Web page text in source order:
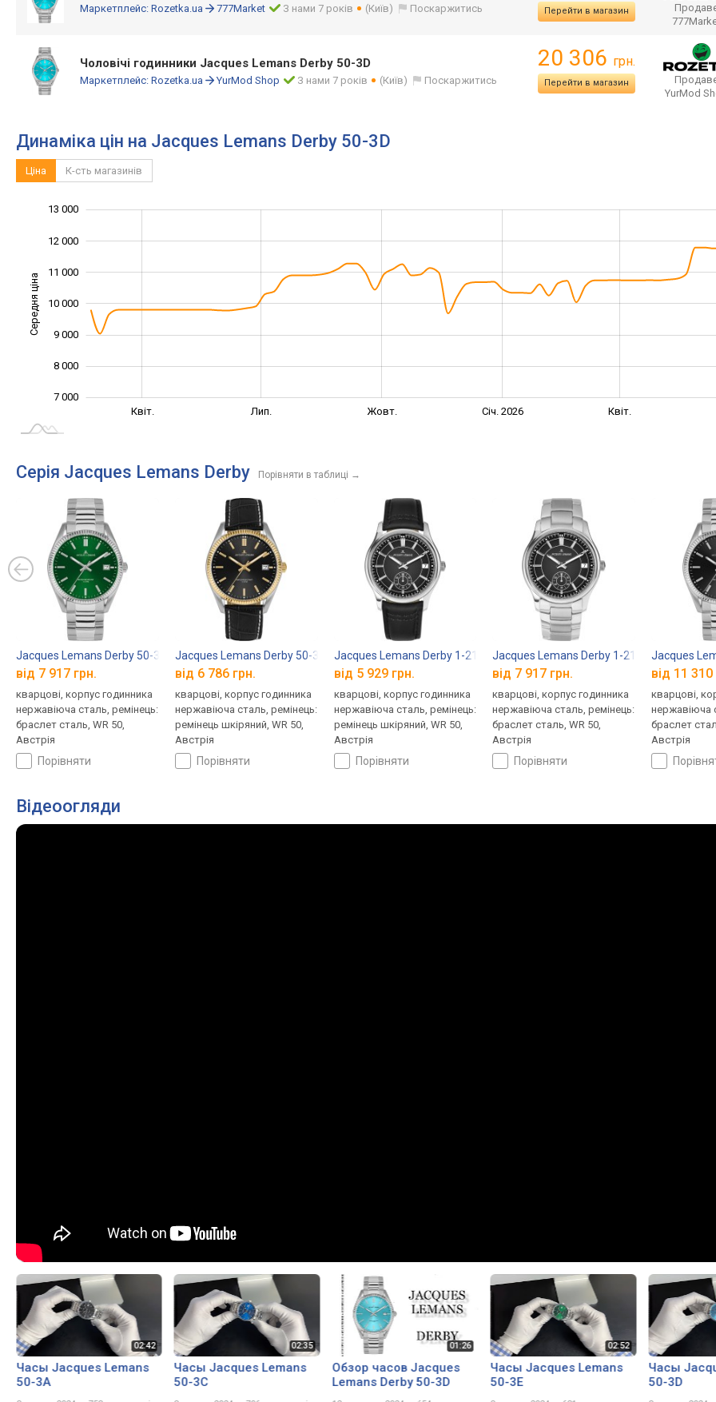
Маркетплейс: Rozetka.ua 777Market З нами 7 років (Київ) Поскаржитись Перейти в магазин
Чоловічі годинники Jacques Lemans Derby 50-3D
Маркетплейс: Rozetka.ua YurMod Shop З нами 7 років (Київ) Поскаржитись
20 306 грн.
Перейти в магазин
YurMod
Динаміка цін на Jacques Lemans Derby 50-3D
Ціна К-сть магазинів
Середня ціна 10 000
7 000
8 000
9 000
10 000
11 000
12 000
13 000
Квіт. Лип. Жовт. Січ. 2026 Квіт.
Серія Jacques Lemans Derby Порівняти в таблиці →
Jacques Lemans Derby 50-3E
від 7 917 грн.
кварцові, корпус годинника
нержавіюча сталь, ремінець:
браслет сталь, WR 50,
Австрія
порівняти
Jacques Lemans Derby 50-3U
від 6 786 грн.
кварцові, корпус годинника
нержавіюча сталь, ремінець:
ремінець шкіряний, WR 50,
Австрія
порівняти
Jacques Lemans Derby 1-2197A
від 5 929 грн.
кварцові, корпус годинника
нержавіюча сталь, ремінець:
ремінець шкіряний, WR 50,
Австрія
порівняти
Jacques Lemans Derby 1-2197F
від 7 917 грн.
кварцові, корпус годинника
нержавіюча сталь, ремінець:
браслет сталь, WR 50,
Австрія
порівняти
Jacques
від 11 310
кварцові,
нержавіюча
браслет
Австрія
Відеоогляди
Часы Jacques Lemans
50-3A
Часы Jacques Lemans
50-3C
Обзор часов Jacques
Lemans Derby 50-3D
Часы Jacques Lemans
50-3E
Часы
50-3D